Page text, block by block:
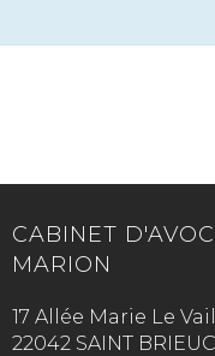
CABINET
MARION
17 Allée Marie Le
22042 SAINT BRIEUC